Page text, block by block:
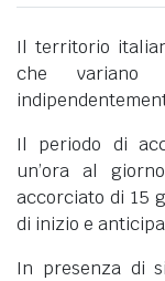
Il territorio
che variano
Il periodo di
un’ora al
accorciato di 15
di inizio e
In presenza di